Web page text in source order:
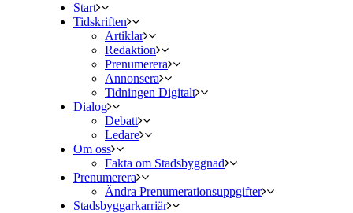
Start
Tidskriften
Artiklar
Redaktion
Prenumerera
Annonsera
Tidningen Digitalt
Dialog
Debatt
Ledare
Om oss
Fakta om Stadsbyggnad
Prenumerera
Ändra Prenumerationsuppgifter
Stadsbyggarkarriär